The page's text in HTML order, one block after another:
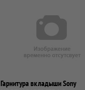
Гарнитура вкладыши Sony